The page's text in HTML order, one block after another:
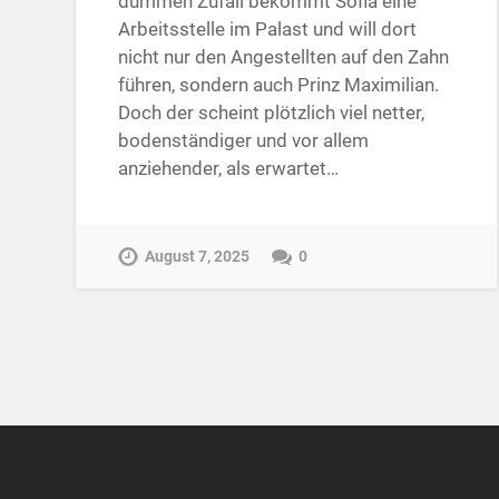
Arbeitsstelle im Palast und will dort
nicht nur den Angestellten auf den Zahn
führen, sondern auch Prinz Maximilian.
Doch der scheint plötzlich viel netter,
bodenständiger und vor allem
anziehender, als erwartet…
August 7, 2025 0